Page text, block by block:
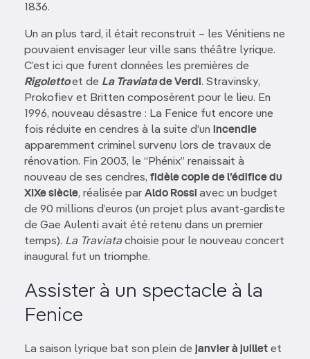
1836.
Un an plus tard, il était reconstruit – les Vénitiens ne
pouvaient envisager leur ville sans théâtre lyrique.
C’est ici que furent données les premières de
Rigolettoet de La Traviatade Verdi . Stravinsky,
Prokofiev et Britten composèrent pour le lieu. En
1996, nouveau désastre : La Fenice fut encore une
fois réduite en cendres à la suite d’un incendie
apparemment criminel survenu lors de travaux de
rénovation. Fin 2003, le “Phénix” renaissait à
nouveau de ses cendres, fidèle copie de l’édifice du
XIXe siècle, réalisée par Aldo Rossi avec un budget
de 90 millions d’euros (un projet plus avant-gardiste
de Gae Aulenti avait été retenu dans un premier
temps). La Traviata choisie pour le nouveau concert
inaugural fut un triomphe.
Assister à un spectacle à la
Fenice
La saison lyrique bat son plein de janvier à juillet et